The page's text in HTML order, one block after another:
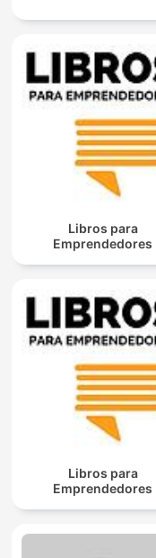
Libros para
Emprendedores
Libros para
Emprendedores